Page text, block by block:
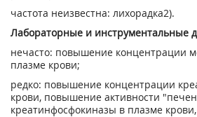
частота неизвестна: лихорадка2).
Лабораторные и инструментальные
нечасто: повышение концентрации
плазме крови;
редко: повышение концентрации
крови, повышение активности
креатинфосфокиназы в плазме